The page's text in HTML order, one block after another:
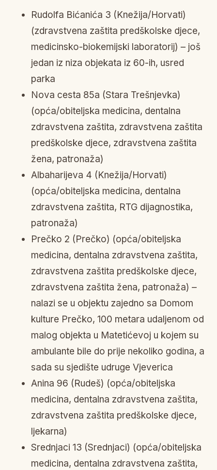
Rudolfa Bićanića 3 (Knežija/Horvati)
(zdravstvena zaštita predškolske djece,
medicinsko-biokemijski laboratorij) – još
jedan iz niza objekata iz 60-ih, usred
parka
Nova cesta 85a (Stara Trešnjevka)
(opća/obiteljska medicina, dentalna
zdravstvena zaštita, zdravstvena zaštita
predškolske djece, zdravstvena zaštita
žena, patronaža)
Albaharijeva 4 (Knežija/Horvati)
(opća/obiteljska medicina, dentalna
zdravstvena zaštita, RTG dijagnostika,
patronaža)
Prečko 2 (Prečko) (opća/obiteljska
medicina, dentalna zdravstvena zaštita,
zdravstvena zaštita predškolske djece,
zdravstvena zaštita žena, patronaža) –
nalazi se u objektu zajedno sa Domom
kulture Prečko, 100 metara udaljenom od
malog objekta u Matetićevoj u kojem su
ambulante bile do prije nekoliko godina, a
sada su sjedište udruge Vjeverica
Anina 96 (Rudeš) (opća/obiteljska
medicina, dentalna zdravstvena zaštita,
zdravstvena zaštita predškolske djece,
ljekarna)
Srednjaci 13 (Srednjaci) (opća/obiteljska
medicina, dentalna zdravstvena zaštita,